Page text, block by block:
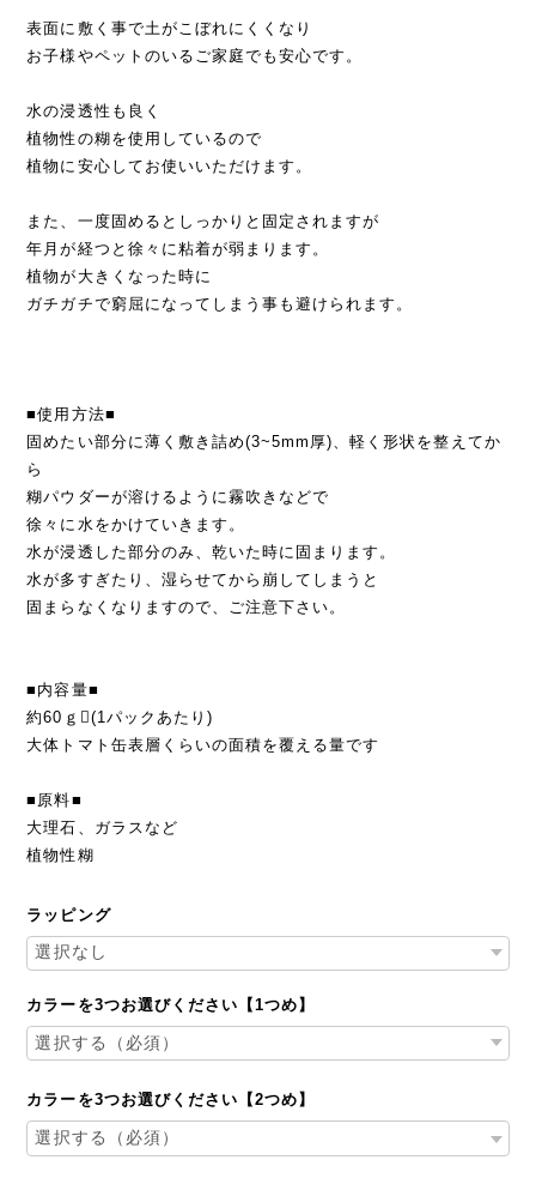
表面に敷く事で土がこぼれにくくなり
お子様やペットのいるご家庭でも安心です。
水の浸透性も良く
植物性の糊を使用しているので
植物に安心してお使いいただけます。
また、一度固めるとしっかりと固定されますが
年月が経つと徐々に粘着が弱まります。
植物が大きくなった時に
ガチガチで窮屈になってしまう事も避けられます。
■使用方法■
固めたい部分に薄く敷き詰め(3~5mm厚)、軽く形状を整えてか
ら
糊パウダーが溶けるように霧吹きなどで
徐々に水をかけていきます。
水が浸透した部分のみ、乾いた時に固まります。
水が多すぎたり、湿らせてから崩してしまうと
固まらなくなりますので、ご注意下さい。
■内容量■
約60ｇ(1パックあたり)
大体トマト缶表層くらいの面積を覆える量です
■原料■
大理石、ガラスなど
植物性糊
ラッピング
カラーを3つお選びください【1つめ】
カラーを3つお選びください【2つめ】